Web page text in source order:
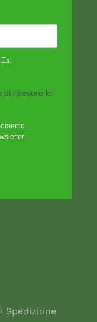
di ricevere le
Spedizione